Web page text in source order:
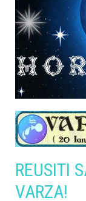
REUSITI
VARZA!